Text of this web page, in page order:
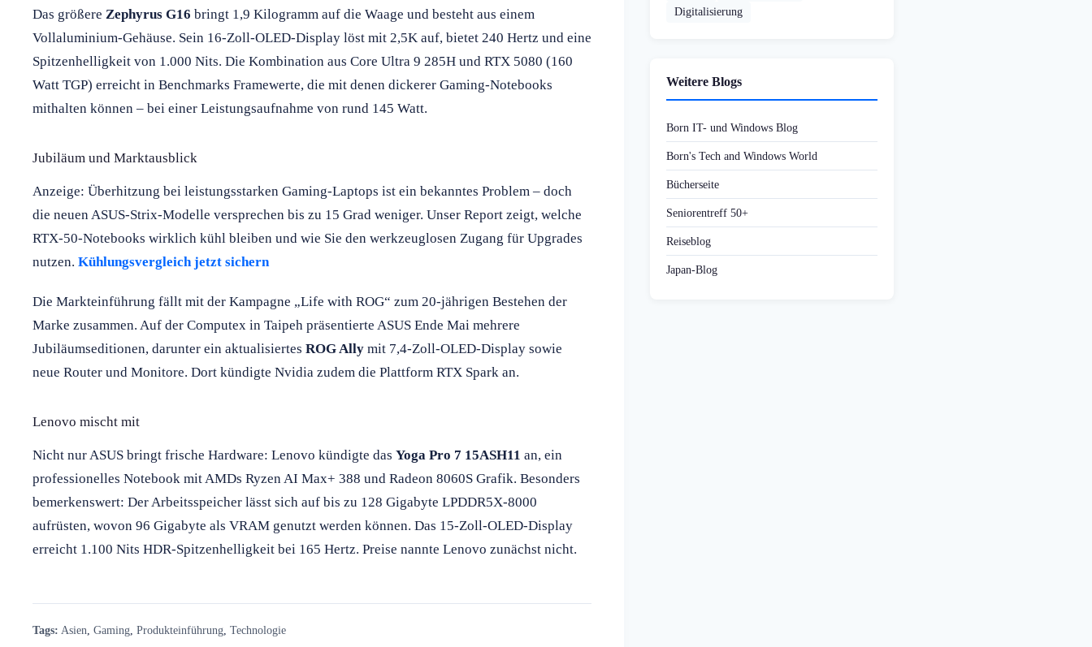
Das größere Zephyrus G16 bringt 1,9 Kilogramm auf die Waage und besteht aus einem
Vollaluminium-Gehäuse. Sein 16-Zoll-OLED-Display löst mit 2,5K auf, bietet 240 Hertz und eine
Spitzenhelligkeit von 1.000 Nits. Die Kombination aus Core Ultra 9 285H und RTX 5080 (160
Watt TGP) erreicht in Benchmarks Framewerte, die mit denen dickerer Gaming-Notebooks
mithalten können – bei einer Leistungsaufnahme von rund 145 Watt.
Jubiläum und Marktausblick
Anzeige: Überhitzung bei leistungsstarken Gaming-Laptops ist ein bekanntes Problem – doch
die neuen ASUS-Strix-Modelle versprechen bis zu 15 Grad weniger. Unser Report zeigt, welche
RTX-50-Notebooks wirklich kühl bleiben und wie Sie den werkzeuglosen Zugang für Upgrades
nutzen. Kühlungsvergleich jetzt sichern
Die Markteinführung fällt mit der Kampagne „Life with ROG“ zum 20-jährigen Bestehen der
Marke zusammen. Auf der Computex in Taipeh präsentierte ASUS Ende Mai mehrere
Jubiläumseditionen, darunter ein aktualisiertes ROG Ally mit 7,4-Zoll-OLED-Display sowie
neue Router und Monitore. Dort kündigte Nvidia zudem die Plattform RTX Spark an.
Lenovo mischt mit
Nicht nur ASUS bringt frische Hardware: Lenovo kündigte das Yoga Pro 7 15ASH11 an, ein
professionelles Notebook mit AMDs Ryzen AI Max+ 388 und Radeon 8060S Grafik. Besonders
bemerkenswert: Der Arbeitsspeicher lässt sich auf bis zu 128 Gigabyte LPDDR5X-8000
aufrüsten, wovon 96 Gigabyte als VRAM genutzt werden können. Das 15-Zoll-OLED-Display
erreicht 1.100 Nits HDR-Spitzenhelligkeit bei 165 Hertz. Preise nannte Lenovo zunächst nicht.
Tags: Asien Gaming Produkteinführung Technologie
Digitalisierung
Weitere Blogs
Born IT- und Windows Blog
Born's Tech and Windows World
Bücherseite
Seniorentreff 50+
Reiseblog
Japan-Blog